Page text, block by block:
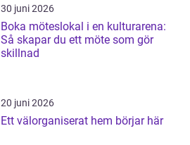
30 juni 2026
Boka möteslokal i en kulturarena:
Så skapar du ett möte som gör
skillnad
20 juni 2026
Ett välorganiserat hem börjar här